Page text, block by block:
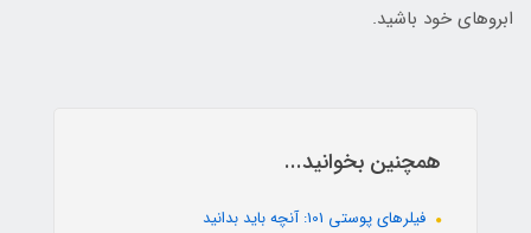
ابروهای خود باشید.
همچنین بخوانید...
فیلرهای پوستی 101: آنچه باید بدانید